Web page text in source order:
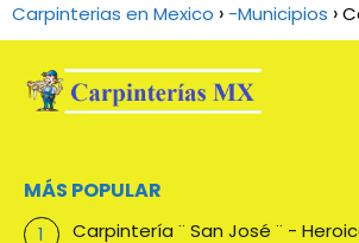
Carpinterias en Mexico -Municipios
MÁS POPULAR
Carpintería ¨ San José ¨ -